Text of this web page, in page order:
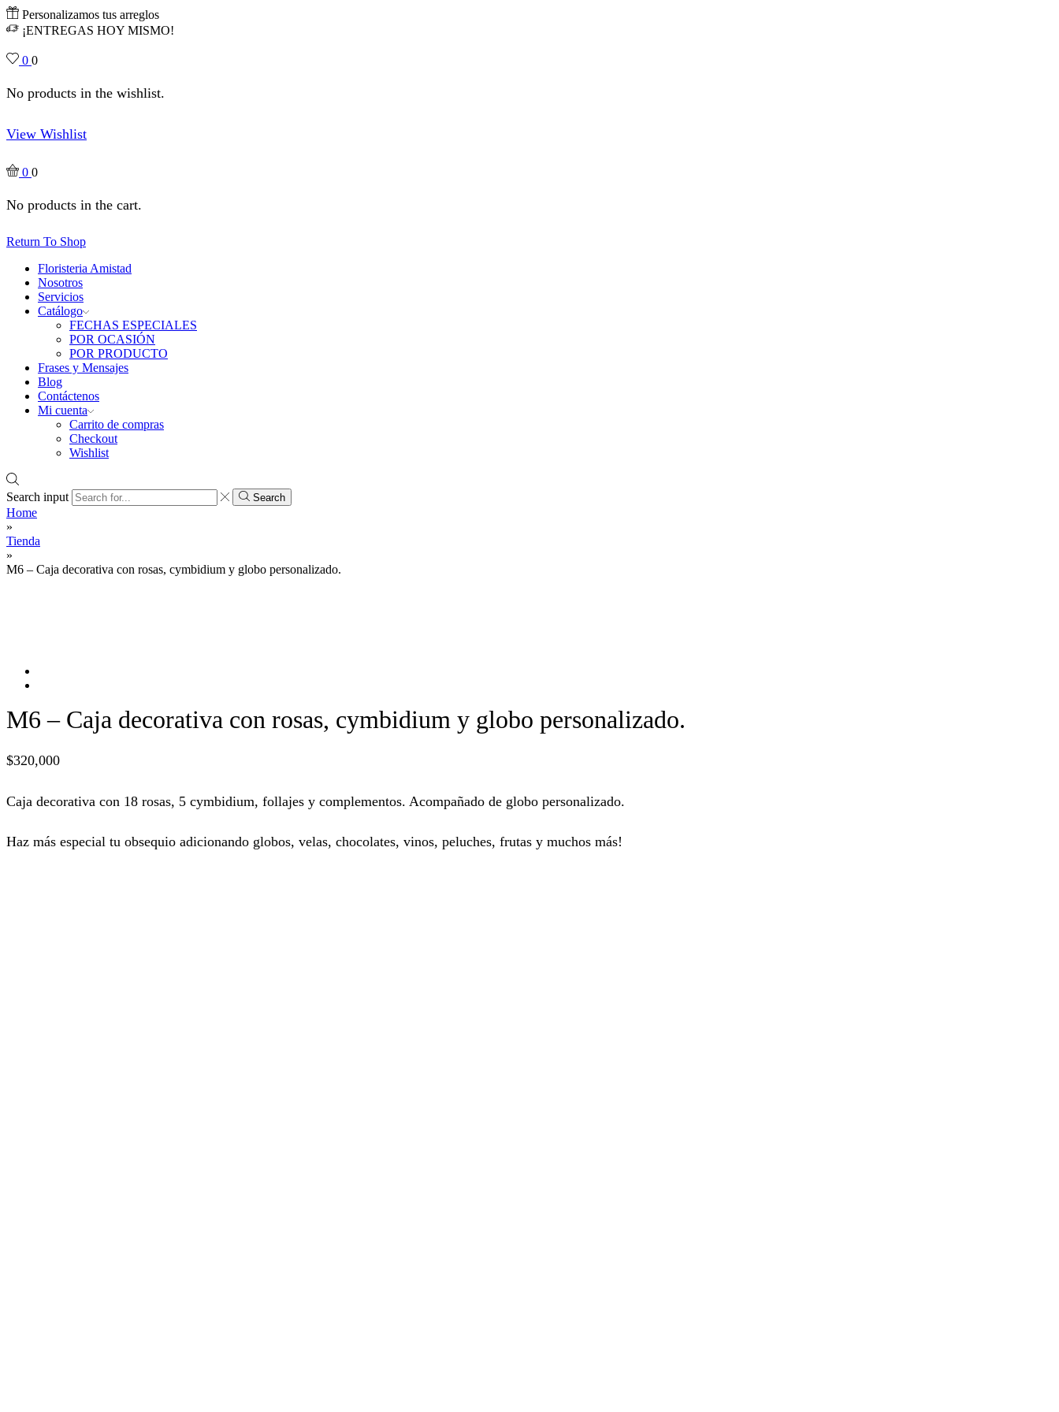
Personalizamos tus arreglos
¡ENTREGAS HOY MISMO!
0 0
No products in the wishlist.
View Wishlist
0 0
No products in the cart.
Return To Shop
Floristeria Amistad
Nosotros
Servicios
Catálogo
FECHAS ESPECIALES
POR OCASIÓN
POR PRODUCTO
Frases y Mensajes
Blog
Contáctenos
Mi cuenta
Carrito de compras
Checkout
Wishlist
Search input Search
Home
»
Tienda
»
M6 – Caja decorativa con rosas, cymbidium y globo personalizado.
M6 – Caja decorativa con rosas, cymbidium y globo personalizado.
$320,000
Caja decorativa con 18 rosas, 5 cymbidium, follajes y complementos. Acompañado de globo personalizado.
Haz más especial tu obsequio adicionando globos, velas, chocolates, vinos, peluches, frutas y muchos más!